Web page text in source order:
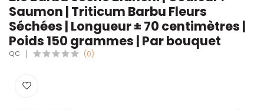
Saumon | Triticum Barbu Fleurs
Séchées | Longueur ± 70 centimètres |
Poids 150 grammes | Par bouquet
QC (0)